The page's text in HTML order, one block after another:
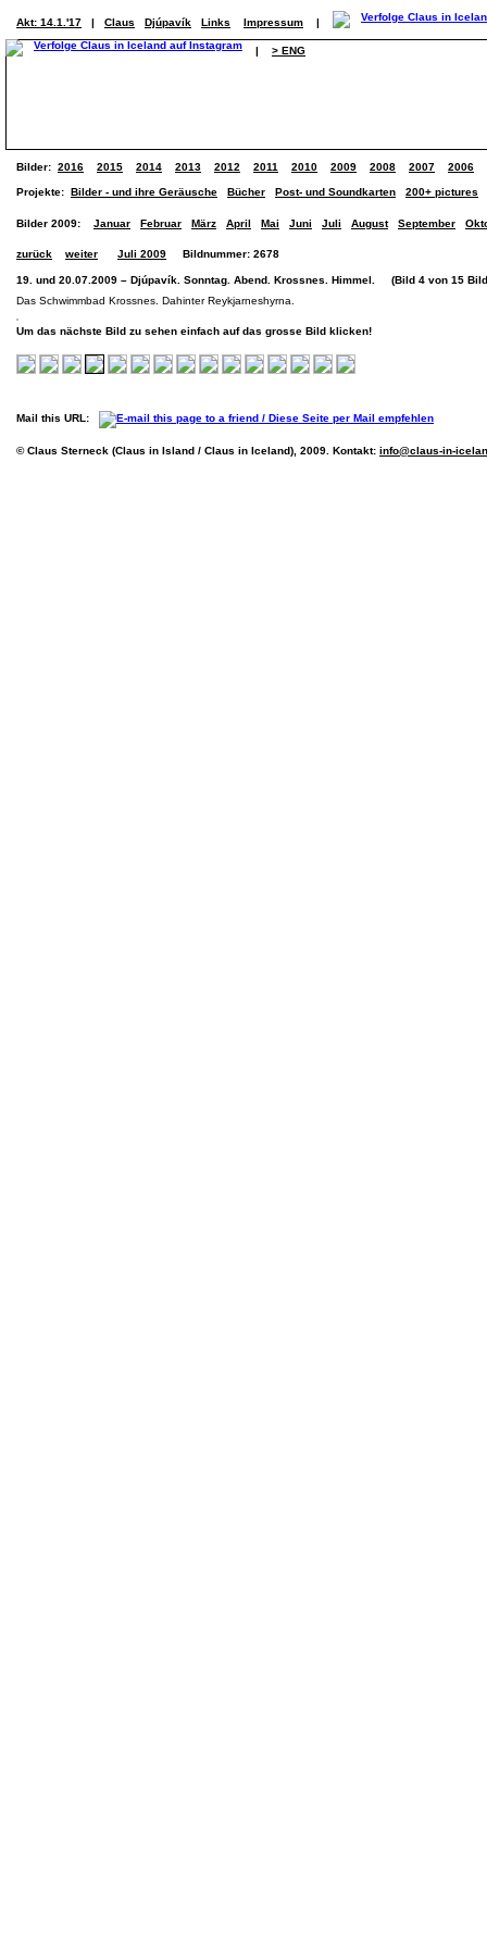
Akt: 14.1.'17 | Claus Djúpavík Links Impressum |
| > ENG
Bilder: 2016 2015 2014 2013 2012 2011 2010 2009 2008 2007 2006
Projekte: Bilder - und ihre Geräusche Bücher Post- und Soundkarten 200+ pictures
Bilder 2009: Januar Februar März April Mai Juni Juli August September
zurück weiter Juli 2009 Bildnummer: 2678
19. und 20.07.2009 – Djúpavík. Sonntag. Abend. Krossnes. Himmel. (Bild 4 von 15
Das Schwimmbad Krossnes. Dahinter Reykjarneshyrna.
Um das nächste Bild zu sehen einfach auf das grosse Bild klicken!
Mail this URL:
© Claus Sterneck (Claus in Island / Claus in Iceland), 2009. Kontakt: info@claus-in-